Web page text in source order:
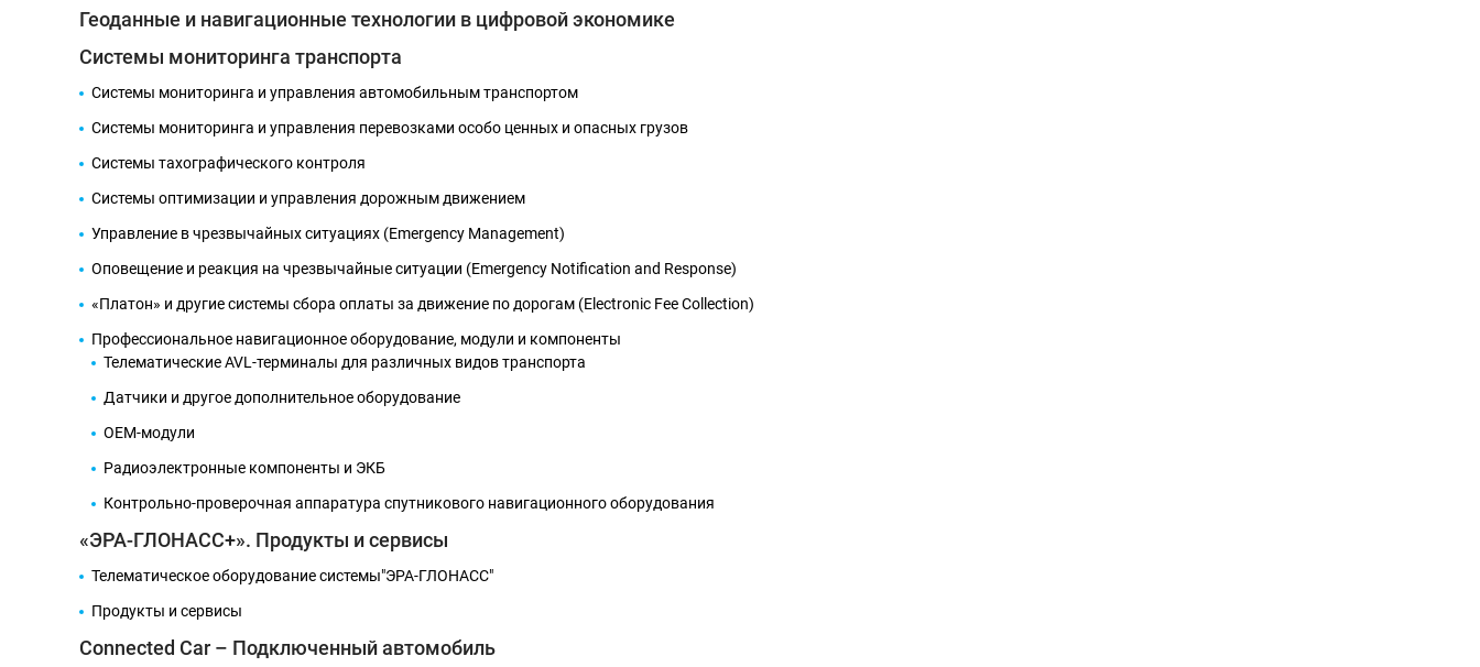
«Деловой центр»
Храм преподобного
Конгресс-
Сервис-
Администрация
Конгресс-
Сервис-
Администрация
Геоданные и навигационные технологии в цифровой экономике
Системы мониторинга транспорта
Системы мониторинга и управления автомобильным транспортом
Системы мониторинга и управления перевозками особо ценных и опасных грузов
Системы тахографического контроля
Системы оптимизации и управления дорожным движением
Управление в чрезвычайных ситуациях (Emergency Management)
Оповещение и реакция на чрезвычайные ситуации (Emergency Notification and Response)
«Платон» и другие системы сбора оплаты за движение по дорогам (Electronic Fee Collection)
Профессиональное навигационное оборудование, модули и компоненты
Телематические AVL-терминалы для различных видов транспорта
Датчики и другое дополнительное оборудование
OEM-модули
Радиоэлектронные компоненты и ЭКБ
Контрольно-проверочная аппаратура спутникового навигационного оборудования
«ЭРА-ГЛОНАСС+». Продукты и сервисы
Телематическое оборудование системы"ЭРА-ГЛОНАСС"
Продукты и сервисы
Connected Car – Подключенный автомобиль